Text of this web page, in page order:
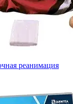
реанимация